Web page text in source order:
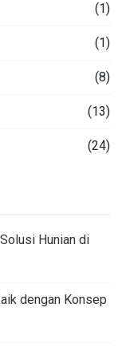
(1)
(1)
(8)
(13)
(24)
Hunian di
dengan Konsep